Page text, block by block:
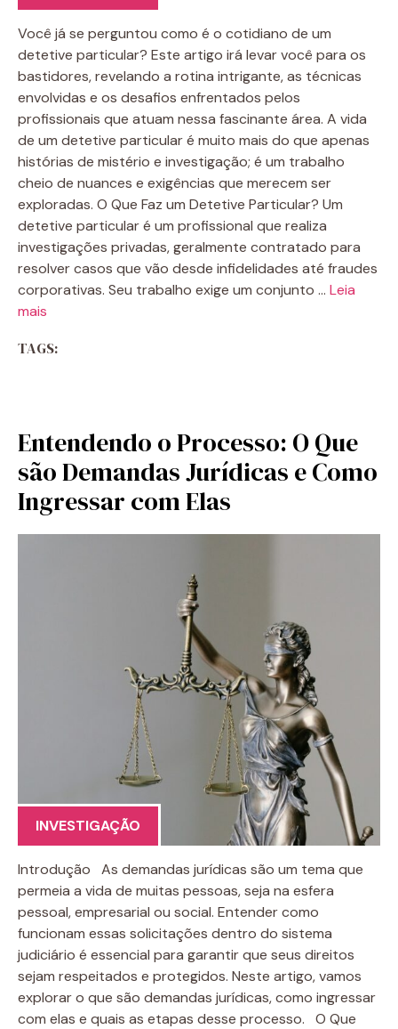
Você já se perguntou como é o cotidiano de um
detetive particular? Este artigo irá levar você para os
bastidores, revelando a rotina intrigante, as técnicas
envolvidas e os desafios enfrentados pelos
profissionais que atuam nessa fascinante área. A vida
de um detetive particular é muito mais do que apenas
histórias de mistério e investigação; é um trabalho
cheio de nuances e exigências que merecem ser
exploradas. O Que Faz um Detetive Particular? Um
detetive particular é um profissional que realiza
investigações privadas, geralmente contratado para
resolver casos que vão desde infidelidades até fraudes
corporativas. Seu trabalho exige um conjunto … Leia
mais
TAGS:
Entendendo o Processo: O Que
são Demandas Jurídicas e Como
Ingressar com Elas
INVESTIGAÇÃO
Introdução As demandas jurídicas são um tema que
permeia a vida de muitas pessoas, seja na esfera
pessoal, empresarial ou social. Entender como
funcionam essas solicitações dentro do sistema
judiciário é essencial para garantir que seus direitos
sejam respeitados e protegidos. Neste artigo, vamos
explorar o que são demandas jurídicas, como ingressar
com elas e quais as etapas desse processo. O Que